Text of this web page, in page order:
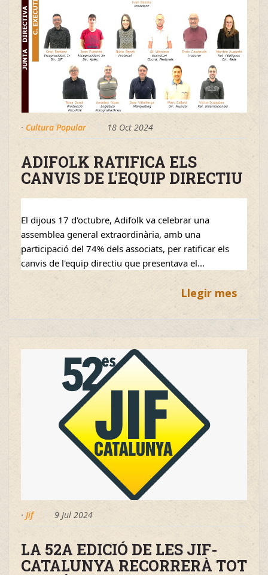
· Cultura Popular 18 Oct 2024
ADIFOLK RATIFICA ELS
CANVIS DE L'EQUIP DIRECTIU
El dijous 17 d'octubre, Adifolk va celebrar una
assemblea general extraordinària, amb una
participació del 74% dels associats, per ratificar els
canvis de l'equip directiu que presentava el...
Llegir mes
· Jif 9 Jul 2024
LA 52A EDICIÓ DE LES JIF-
CATALUNYA RECORRERÀ TOT